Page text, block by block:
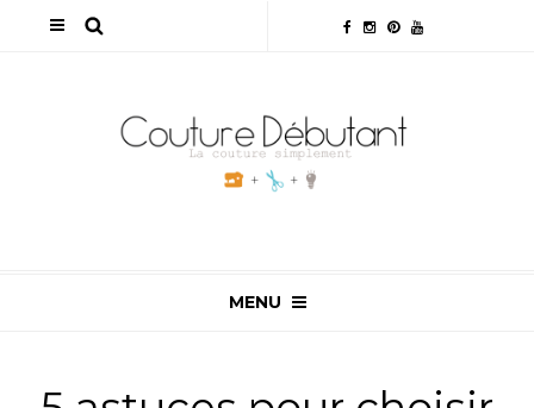
MENU